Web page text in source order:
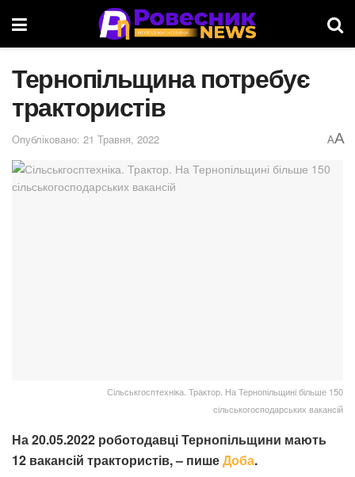
Тернопільщина потребує
трактористів
Опубліковано: 21 Травня, 2022 AA
Сільськгосптехніка. Трактор. На Тернопільщині більше 150
сільськогосподарських вакансій
На 20.05.2022 роботодавці Тернопільщини мають
12 вакансій трактористів, – пишеДоба.